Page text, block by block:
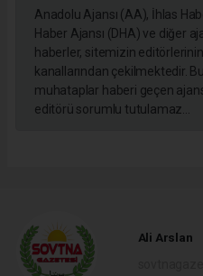
Anadolu Ajansı (AA), İhlas
Haber Ajansı (DHA) ve diğer
haberler, sitemizin
kanallarından çekilmektedir.
muhataplar haberi geçen
editörü sorumlu tutulamaz...
Ali Arslan